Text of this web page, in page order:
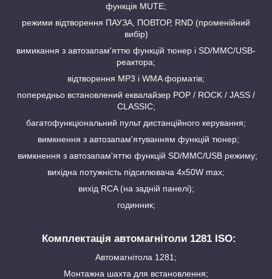
функція MUTE;
режими відтворення ПАУЗА, ПОВТОР, RND (променійний
вибір)
вимикання з автозапам'яттю функцій тюнер і SD/MMC/USB-
реактора;
відтворення МР3 і WMA форматів;
попередньо встановлений еквалайзер POP / ROCK / JASS /
CLASSIC;
багатофункціональний пульт дистанційного керування;
вимкнення з автозапам'ятуванням функцій тюнер;
вимкнення з автозапам'яттю функцій SD/MMC/USB режиму;
вихідна потужність підсилювача 4х50W max;
вихід RCA (на задній панелі);
годинник;
Комплектація автомагнітоли 1281 ISO:
Автомагнітола 1281;
Монтажна шахта для встановлення;